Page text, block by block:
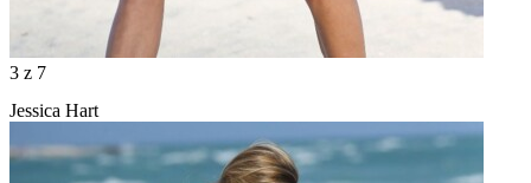
3 z 7
Jessica Hart